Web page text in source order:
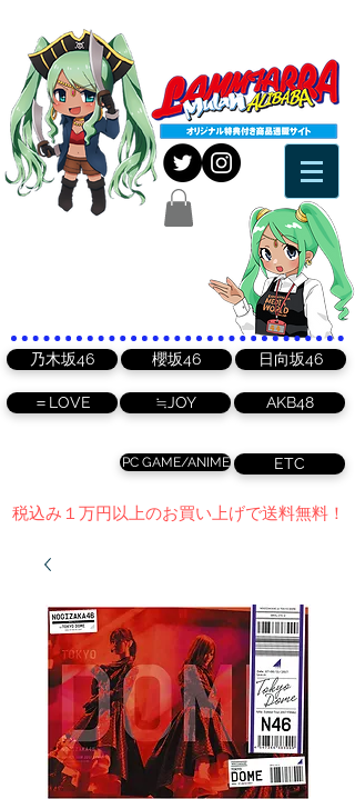
乃木坂46 櫻坂46 日向坂46
＝LOVE AKB48
≒JOY
PC GAME/ANIME ETC
​税込み１万円以上のお買い上げで送料無料！